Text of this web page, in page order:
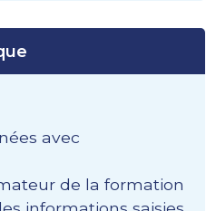
avec
de la formation